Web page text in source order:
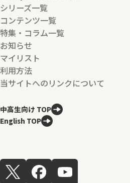
シリーズ一覧
コンテンツ一覧
特集・コラム一覧
お知らせ
マイリスト
利用方法
当サイトへのリンクについて
中高生向け TOP
English TOP